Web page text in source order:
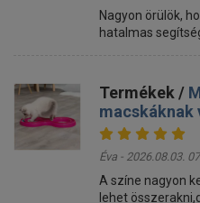
Nagyon örülök,
hatalmas
Termékek /
macskáknak
Éva - 2026.08.03.
A színe nagyon
lehet